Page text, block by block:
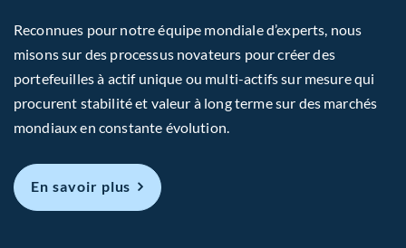
Reconnues pour notre équipe mondiale d’experts, nous
misons sur des processus novateurs pour créer des
portefeuilles à actif unique ou multi-actifs sur mesure qui
procurent stabilité et valeur à long terme sur des marchés
mondiaux en constante évolution.
En savoir plus